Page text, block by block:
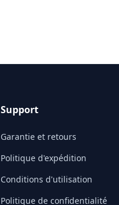
Support
Garantie et retours
Politique d'expédition
Conditions d'utilisation
Politique de confidentialité